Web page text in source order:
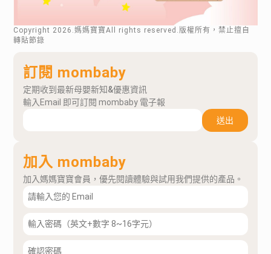
Copyright 2026 .媽媽寶寶All rights reserved.版權所有，禁止擅自
轉貼節錄
訂閱 mombaby
定期收到最新母嬰新知&優惠資訊
輸入Email 即可訂閱 mombaby 電子報
送出
加入 mombaby
加入媽媽寶寶會員，優先閱讀體驗與試用我們提供的產品。